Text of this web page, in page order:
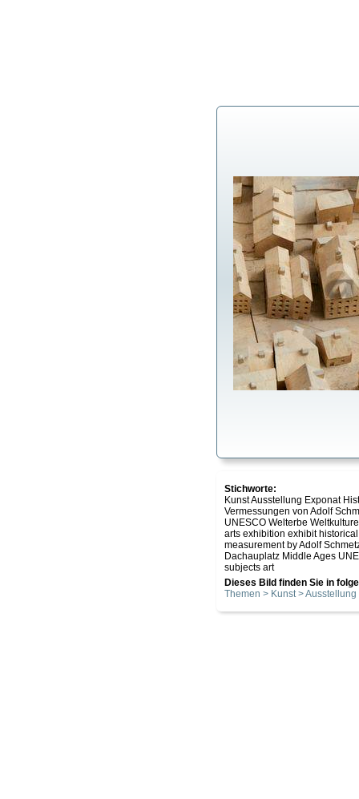
Stichworte:
Kunst Ausstellung Exponat
Vermessungen von Adolf
UNESCO Welterbe
arts exhibition exhibit
measurement by Adolf
Dachauplatz Middle Ages
subjects art
Dieses Bild finden Sie in
Themen > Kunst > Ausstellung